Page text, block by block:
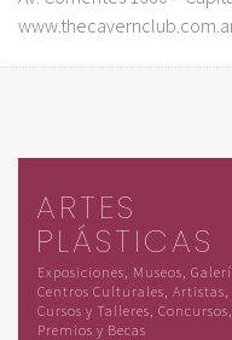
ARTES
PLÁSTICAS
Exposiciones, Museos,
Centros Culturales, Artistas,
Cursos y Talleres, Concursos,
Premios y Becas